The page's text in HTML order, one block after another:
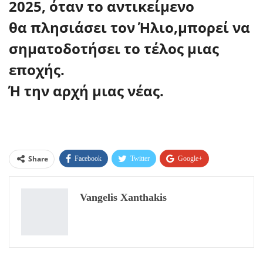
2025, όταν το αντικείμενο
θα πλησιάσει τον Ήλιο,μπορεί να
σηματοδοτήσει το τέλος μιας
εποχής.
Ή την αρχή μιας νέας.
Share Facebook Twitter Google+
Vangelis Xanthakis